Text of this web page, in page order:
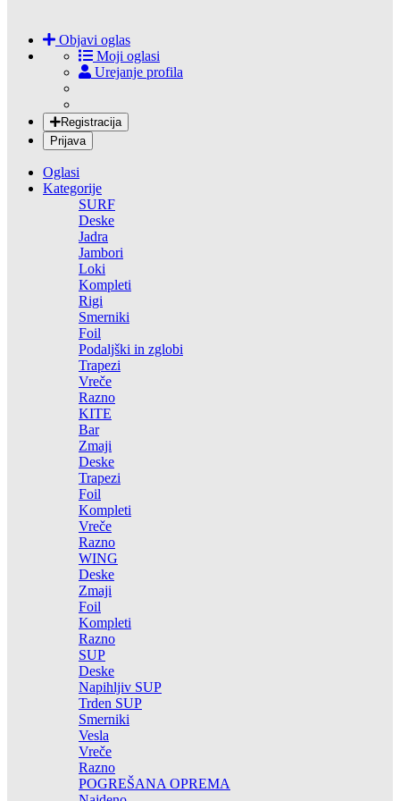
Objavi oglas
Moji oglasi
Urejanje profila
Registracija
Prijava
Oglasi
Kategorije
SURF
Deske
Jadra
Jambori
Loki
Kompleti
Rigi
Smerniki
Foil
Podaljški in zglobi
Trapezi
Vreče
Razno
KITE
Bar
Zmaji
Deske
Trapezi
Foil
Kompleti
Vreče
Razno
WING
Deske
Zmaji
Foil
Kompleti
Razno
SUP
Deske
Napihljiv SUP
Trden SUP
Smerniki
Vesla
Vreče
Razno
POGREŠANA OPREMA